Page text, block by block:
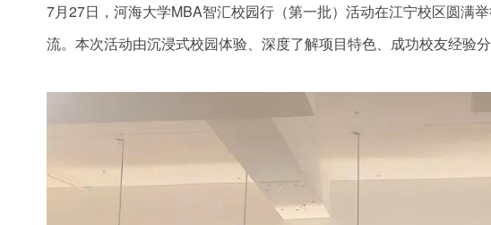
7月27日，河海大学MBA智汇校园行（第一批）活动在江宁校区圆满
流。本次活动由沉浸式校园体验、深度了解项目特色、成功校友经验